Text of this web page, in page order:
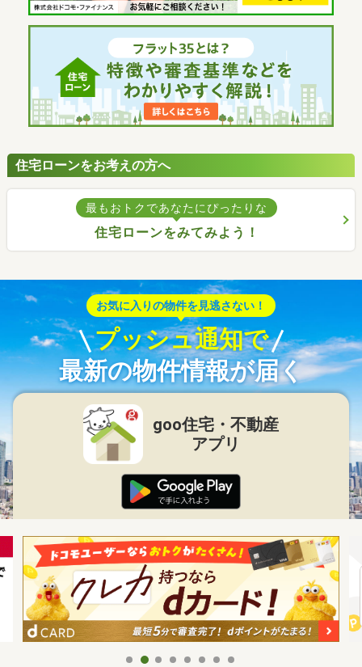
住宅ローンをお考えの方へ
最もおトクであなたにぴったりな
住宅ローンをみてみよう！
お気に入りの物件を見逃さない！
プッシュ通知で
最新の物件情報が届く
goo住宅・不動産
アプリ